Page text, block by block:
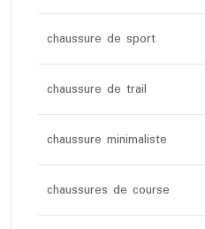
chaussure de sport
chaussure de trail
chaussure minimaliste
chaussures de course